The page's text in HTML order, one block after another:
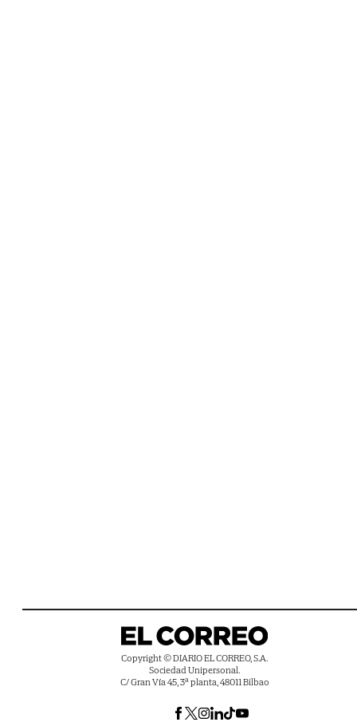
Copyright © DIARIO EL CORREO, S.A.
Sociedad Unipersonal.
C/ Gran Vía 45, 3ª planta, 48011 Bilbao